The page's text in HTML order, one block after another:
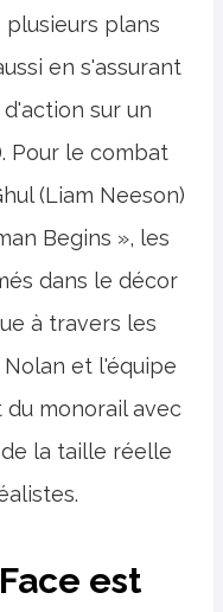
plusieurs plans
en s'assurant
sur un
Pour le combat
(Liam Neeson)
Begins », les
dans le décor
à travers les
et l'équipe
monorail avec
la taille réelle
est